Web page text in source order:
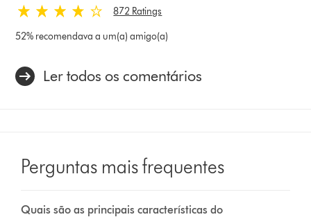
872 Ratings
52% recomendava a um(a) amigo(a)
Ler todos os comentários
Perguntas mais frequentes
Quais são as principais características do